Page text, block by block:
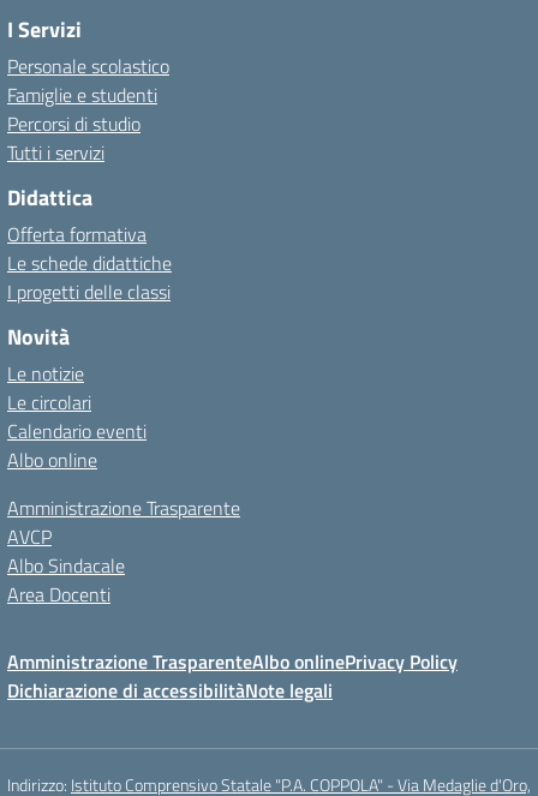
I Servizi
Personale scolastico
Famiglie e studenti
Percorsi di studio
Tutti i servizi
Didattica
Offerta formativa
Le schede didattiche
I progetti delle classi
Novità
Le notizie
Le circolari
Calendario eventi
Albo online
Amministrazione Trasparente
AVCP
Albo Sindacale
Area Docenti
Amministrazione TrasparenteAlbo onlinePrivacy Policy
Dichiarazione di accessibilitàNote legali
Indirizzo: Istituto Comprensivo Statale "P.A. COPPOLA" - Via Medaglie d'Oro,